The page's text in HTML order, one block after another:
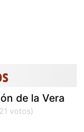
de la Vera